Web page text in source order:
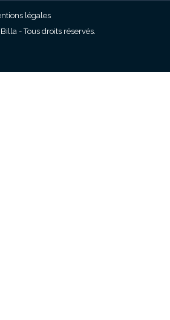
légales
- Tous droits réservés.